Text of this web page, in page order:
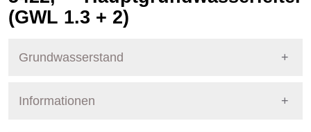
(GWL 1.3 + 2)
Grundwasserstand
Informationen